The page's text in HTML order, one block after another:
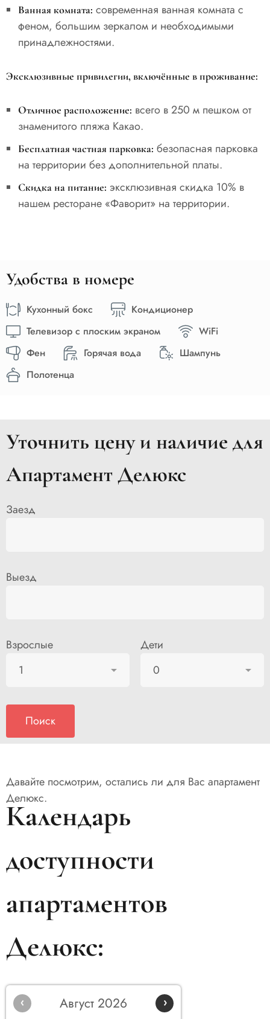
Ванная комната: современная ванная комната с
феном, большим зеркалом и необходимыми
принадлежностями.
Эксклюзивные привилегии, включённые в проживание:
Отличное расположение: всего в 250 м пешком от
знаменитого пляжа Какао.
Бесплатная частная парковка: безопасная парковка
на территории без дополнительной платы.
Скидка на питание: эксклюзивная скидка 10% в
нашем ресторане «Фаворит» на территории.
Удобства в номере
Кухонный бокс
Кондиционер
Телевизор с плоским экраном
WiFi
Фен
Горячая вода
Шампунь
Полотенца
Уточнить цену и наличие для
Апартамент Делюкс
Заезд
Выезд
Взрослые Дети
Давайте посмотрим, остались ли для Вас апартамент
Делюкс.
Календарь
доступности
апартаментов
Делюкс:
‹ ›
Август 2026